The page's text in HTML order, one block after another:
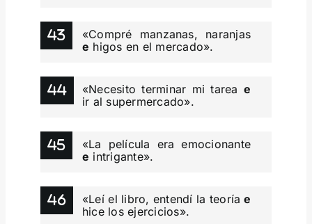
«Compré manzanas, naranjas
e higos en el mercado».
«Necesito terminar mi tarea e
ir al supermercado».
«La película era emocionante
e intrigante».
«Leí el libro, entendí la teoría e
hice los ejercicios».